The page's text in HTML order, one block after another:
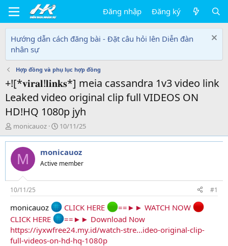
Đăng nhập Đăng ký
Hướng dẫn cách đăng bài - Đặt câu hỏi lên Diễn đàn
nhân sự
Hợp đồng và phụ lục hợp đồng
+![*𝐯𝐢𝐫𝐚𝐥!𝐥𝐢𝐧𝐤𝐬*] meia cassandra 1v3 video link
Leaked video original clip full VIDEOS ON
HD!HQ 1080p jyh
T
h
r
e
d
s
t
a
r
t
e
r
monicauoz
N
g
à
y
g
i
10/11/25
M monicauoz
Active member
10/11/25 #1
monicauoz CLICK HERE
==►► WATCH NOW
CLICK HERE
==►► Download Now
https://iyxwfree24.my.id/watch-stre...ideo-original-clip-
full-videos-on-hd-hq-1080p